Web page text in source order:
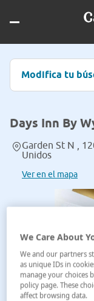
Modifica tu
Days Inn By
Garden St N ,
Unidos
Ver en el mapa
We Care About
We and our partners
as unique IDs in
manage your choices
policy page. These
affect browsing data.